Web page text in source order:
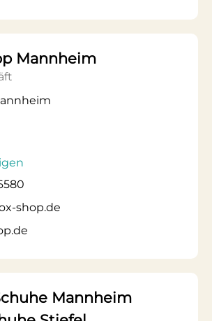
Mannheim
shop.de
Mannheim